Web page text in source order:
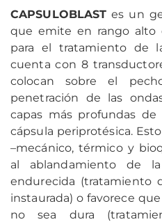
CAPSULOBLAST es un
que emite en rango alto
para el tratamiento de
cuenta con 8
colocan sobre el
penetración de las
capas más profundas
cápsula periprotésica.
–mecánico, térmico y
al ablandamiento de
endurecida (tratamiento
instaurada) o favorece
no sea dura